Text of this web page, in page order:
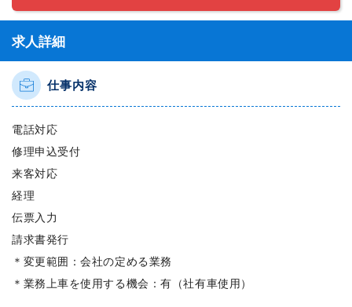
求人詳細
仕事内容
電話対応
修理申込受付
来客対応
経理
伝票入力
請求書発行
＊変更範囲：会社の定める業務
＊業務上車を使用する機会：有（社有車使用）